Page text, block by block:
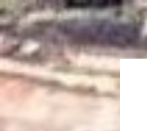
Skip
to